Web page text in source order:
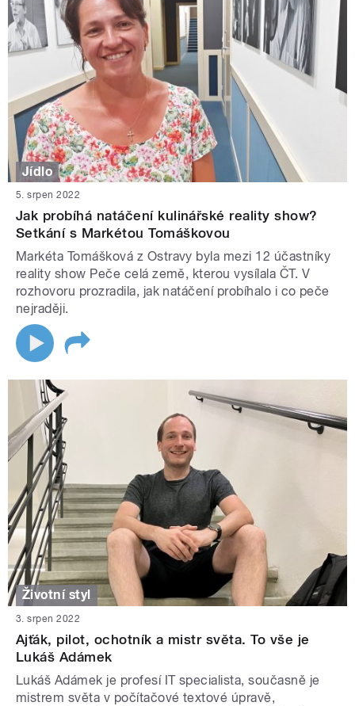
Jídlo
5. srpen 2022
Jak probíhá natáčení kulinářské reality show?
Setkání s Markétou Tomáškovou
Markéta Tomášková z Ostravy byla mezi 12 účastníky
reality show Peče celá země, kterou vysílala ČT. V
rozhovoru prozradila, jak natáčení probíhalo i co peče
nejraději.
Životní styl
3. srpen 2022
Ajťák, pilot, ochotník a mistr světa. To vše je
Lukáš Adámek
Lukáš Adámek je profesí IT specialista, současně je
mistrem světa v počítačové textové úpravě,